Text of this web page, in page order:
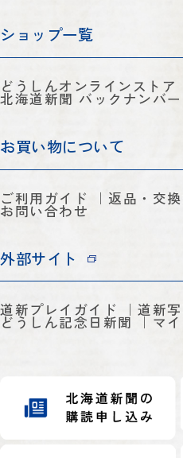
ショップ一覧
どうしんオンラインストア
北海道新聞 バックナンバー
お買い物について
ご利用ガイド 返品・交
お問い合わせ
外部サイト
道新プレイガイド 道新
どうしん記念日新聞 マ